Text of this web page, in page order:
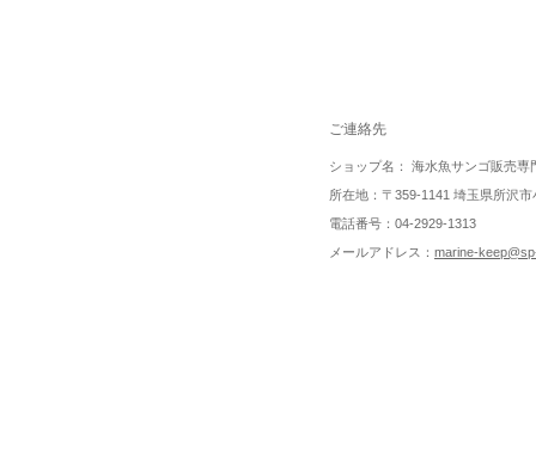
ご連絡先
ショップ名： 海水魚サンゴ販売
所在地：〒359-1141 埼玉県所沢
電話番号：04-2929-1313
メールアドレス： marine-